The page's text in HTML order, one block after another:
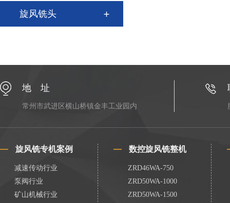
旋风铣头
地 址
常州市武进区横山桥镇金丰工业园内
旋风铣专机案例
减速传动行业
泵阀行业
矿山机械行业
数控旋风铣整机
ZRD46WA-750
ZRD50WA-1000
ZRD50WA-1500